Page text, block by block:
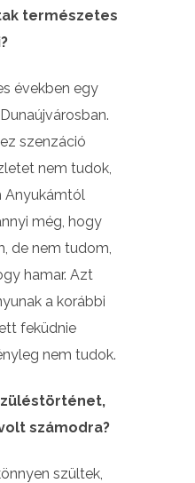
természetes
években egy
szenzáció
nem tudok,
Anyukámtól
még, hogy
de nem tudom,
hamar. Azt
a korábbi
feküdnie
nem tudok.
számodra?
szültek,